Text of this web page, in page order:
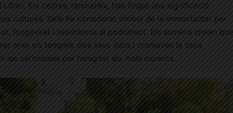
Líban. Els cedres, tanmateix, han tingut una significació
cultures. Se’ls ha considerat símbol de la immortalitat per
longevitat i resistència al podriment. Els sumeris creien que
eren els temples dels seus déus i cremaven la seva
les cerimònies per foragitar els mals esperits.